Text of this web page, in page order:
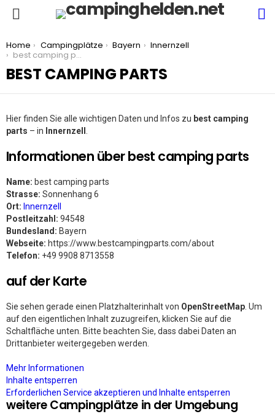
You are here:
Home Campingplätze Bayern
Innernzell
best camping parts
BEST CAMPING PARTS
Hier finden Sie alle wichtigen Daten und Infos zu best camping
parts – in Innernzell
Informationen über best camping parts
Name: best camping parts
Strasse: Sonnenhang 6
Ort: Innernzell
Postleitzahl: 94548
Bundesland: Bayern
Webseite: https://www.bestcampingparts.com/about
Telefon: +49 9908 8713558
auf der Karte
Sie sehen gerade einen Platzhalterinhalt von OpenStreetMap . Um
auf den eigentlichen Inhalt zuzugreifen, klicken Sie auf die
Schaltfläche unten. Bitte beachten Sie, dass dabei Daten an
Drittanbieter weitergegeben werden.
Mehr Informationen
Inhalte entsperren
Erforderlichen Service akzeptieren und Inhalte entsperren
weitere Campingplätze in der Umgebung